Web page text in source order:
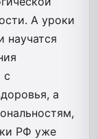
А уроки
научатся
с
а
РФ уже